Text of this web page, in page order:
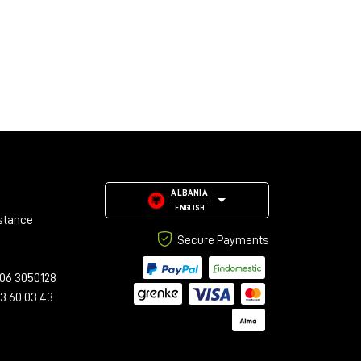
3050128
60 03 43
ALBANIA
ENGLISH
Secure Payments